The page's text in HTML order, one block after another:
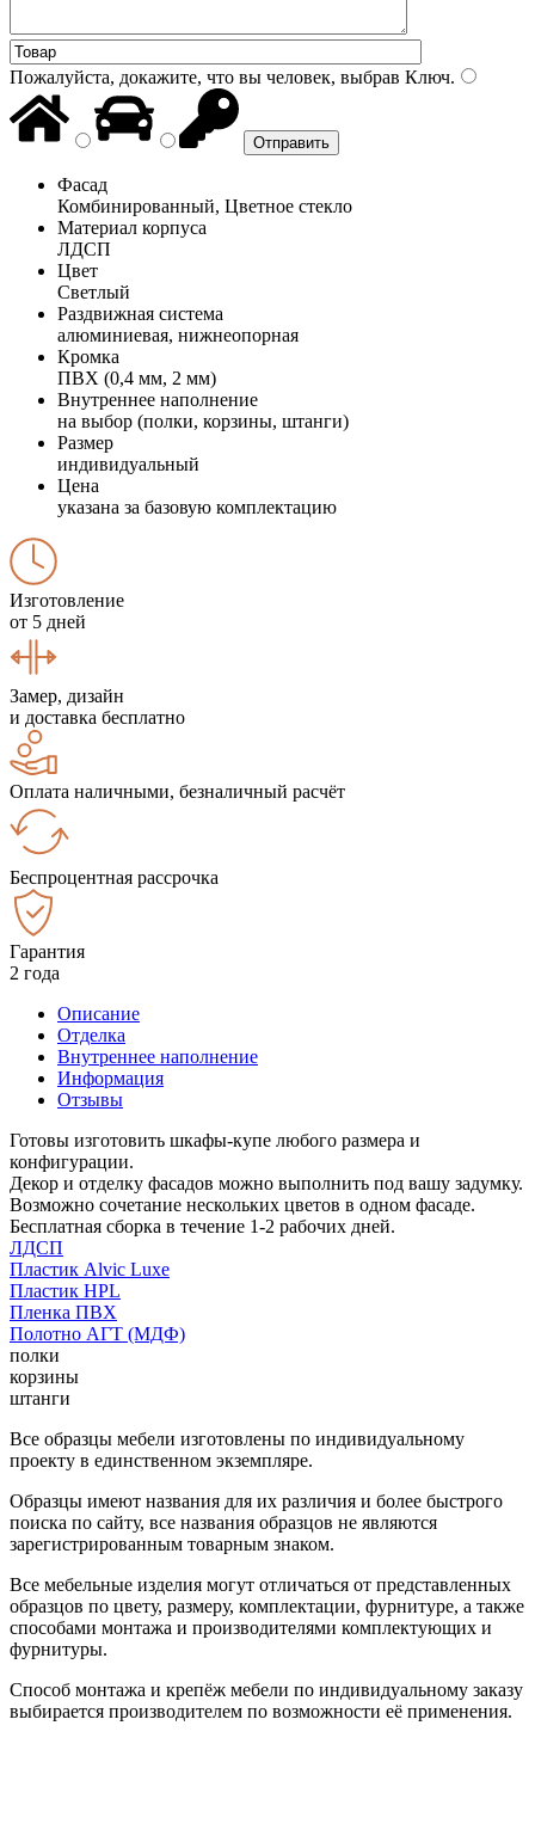
Пожалуйста, докажите, что вы человек, выбрав Ключ.
Фасад
Комбинированный, Цветное стекло
Материал корпуса
ЛДСП
Цвет
Светлый
Раздвижная система
алюминиевая, нижнеопорная
Кромка
ПВХ (0,4 мм, 2 мм)
Внутреннее наполнение
на выбор (полки, корзины, штанги)
Размер
индивидуальный
Цена
указана за базовую комплектацию
Изготовление
от 5 дней
Замер, дизайн
и доставка бесплатно
Оплата наличными, безналичный расчёт
Беспроцентная рассрочка
Гарантия
2 года
Описание
Отделка
Внутреннее наполнение
Информация
Отзывы
Готовы изготовить шкафы-купе любого размера и
конфигурации.
Декор и отделку фасадов можно выполнить под вашу задумку.
Возможно сочетание нескольких цветов в одном фасаде.
Бесплатная сборка в течение 1-2 рабочих дней.
ЛДСП
Пластик Alvic Luxe
Пластик HPL
Пленка ПВХ
Полотно АГТ (МДФ)
полки
корзины
штанги
Все образцы мебели изготовлены по индивидуальному
проекту в единственном экземпляре.
Образцы имеют названия для их различия и более быстрого
поиска по сайту, все названия образцов не являются
зарегистрированным товарным знаком.
Все мебельные изделия могут отличаться от представленных
образцов по цвету, размеру, комплектации, фурнитуре, а также
способами монтажа и производителями комплектующих и
фурнитуры.
Способ монтажа и крепёж мебели по индивидуальному заказу
выбирается производителем по возможности её применения.